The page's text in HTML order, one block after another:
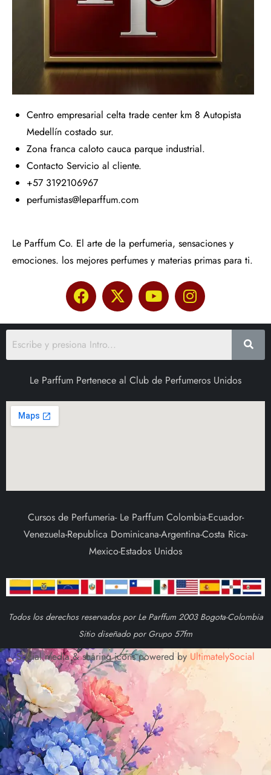
Centro empresarial celta trade center km 8 Autopista
Medellín costado sur.
Zona franca caloto cauca parque industrial.
Contacto Servicio al cliente.
+57 3192106967
perfumistas@leparffum.com
Le Parffum Co. El arte de la perfumeria, sensaciones y
emociones. los mejores perfumes y materias primas para ti.
Le Parffum Pertenece al Club de Perfumeros Unidos
Cursos de Perfumeria- Le Parffum Colombia-Ecuador-
Venezuela-Republica Dominicana-Argentina-Costa Rica-
Mexico-Estados Unidos
Todos los derechos reservados por Le Parffum 2003 Bogota-Colombia
Sitio diseñado por Grupo 57fm
Social media & sharing icons powered by UltimatelySocial